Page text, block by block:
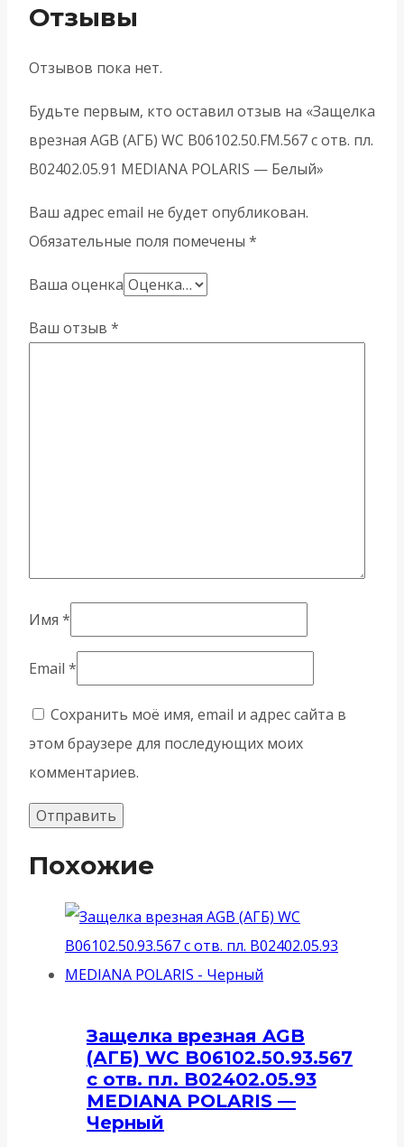
Отзывы
Отзывов пока нет.
Будьте первым, кто оставил отзыв на «Защелка
врезная AGB (АГБ) WC B06102.50.FM.567 с отв. пл.
B02402.05.91 MEDIANA POLARIS — Белый»
Ваш адрес email не будет опубликован.
Обязательные поля помечены *
Ваша оценка
Ваш отзыв *
Имя *
Email *
Сохранить моё имя, email и адрес сайта в
этом браузере для последующих моих
комментариев.
Похожие
Защелка врезная AGB
(АГБ) WC B06102.50.93.567
с отв. пл. B02402.05.93
MEDIANA POLARIS —
Черный